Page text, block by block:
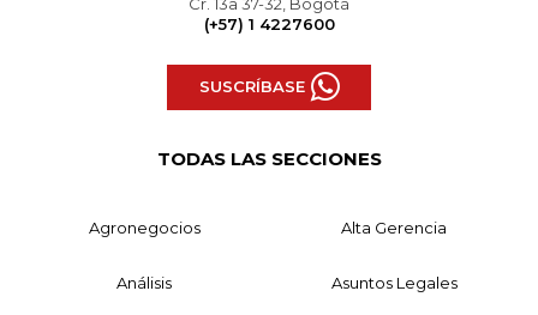
(+57) 1 4227600
SUSCRÍBASE
TODAS LAS SECCIONES
Agronegocios Alta Gerencia
Análisis Asuntos Legales